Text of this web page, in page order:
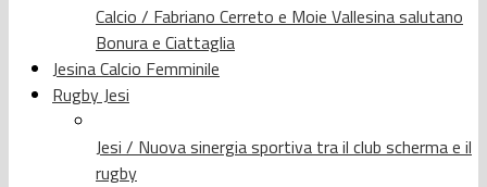
Calcio / Fabriano Cerreto e Moie Vallesina salutano
Bonura e Ciattaglia
Jesina Calcio Femminile
Rugby Jesi
Jesi / Nuova sinergia sportiva tra il club scherma e il
rugby